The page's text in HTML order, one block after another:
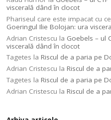
viscerală dând în clocot
Phariseul care este impacat cu
Goeringul Ilie Bolojan: ura
Adrian Cristescu la Goebels – ul
viscerală dând în clocot
Tagetes laRiscul de a paria pe
Adrian Cristescu laRiscul de a
Tagetes laRiscul de a paria pe
Adrian Cristescu laRiscul de a